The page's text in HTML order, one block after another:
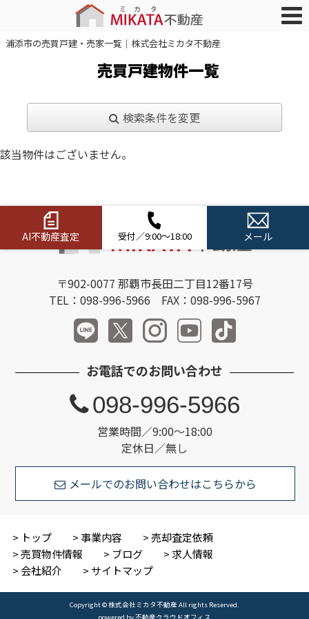
浦添市の売買戸建・売家一覧｜株式会社ミカタ不動産
売買戸建物件一覧
検索条件を変更
該当物件はございません。
AI不動産査定 受付／9:00～18:00 メール
〒902-0077 那覇市長田二丁目12番17号
TEL：098-996-5966 FAX：098-996-5967
お電話でのお問い合わせ
営業時間／9:00～18:00
定休日／無し
098-996-5966
メールでのお問い合わせはこちらから
トップ 事業内容
売却査定依頼
売買物件情報
ブログ
求人情報
会社紹介
サイトマップ
Copyright © 株式会社ミカタ不動産 All rights Reserved.